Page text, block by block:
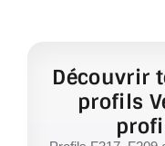
Découvrir
profils